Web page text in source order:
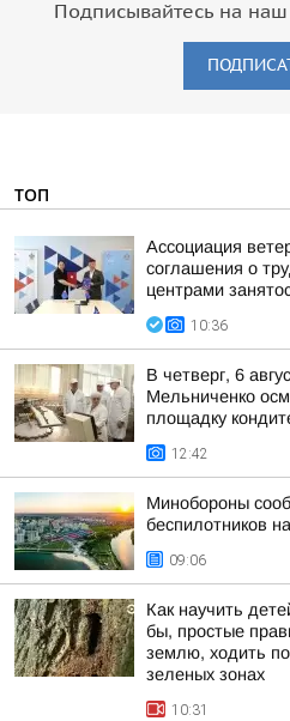
Подписывайтесь на
ТОП
Ассоциация
соглашения о
центрами
10:36
В четверг, 6
Мельниченко
площадку
12:42
Минобороны
беспилотников
09:06
Как научить
бы, простые
землю, ходить
зеленых зонах
10:31